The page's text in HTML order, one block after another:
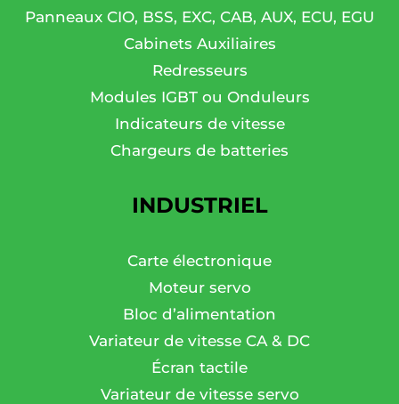
Panneaux CIO, BSS, EXC, CAB, AUX, ECU, EGU
Cabinets Auxiliaires
Redresseurs
Modules IGBT ou Onduleurs
Indicateurs de vitesse
Chargeurs de batteries
INDUSTRIEL
Carte électronique
Moteur servo
Bloc d’alimentation
Variateur de vitesse CA & DC
Écran tactile
Variateur de vitesse servo